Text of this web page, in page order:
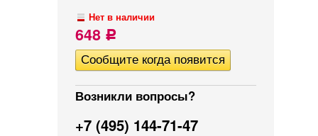
Нет в наличии
648 Р
Возникли вопросы?
+7 (495) 144-71-47